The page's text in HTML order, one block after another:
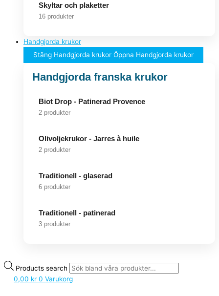
Skyltar och plaketter
16 produkter
Handgjorda krukor
Stäng Handgjorda krukor Öppna Handgjorda krukor
Handgjorda franska krukor
Biot Drop - Patinerad Provence
2 produkter
Olivoljekrukor - Jarres à huile
2 produkter
Traditionell - glaserad
6 produkter
Traditionell - patinerad
3 produkter
Products search
0,00 kr 0 Varukorg